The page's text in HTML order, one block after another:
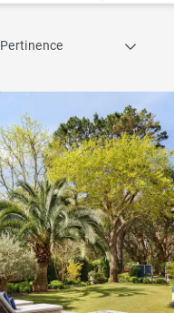
Pertinence